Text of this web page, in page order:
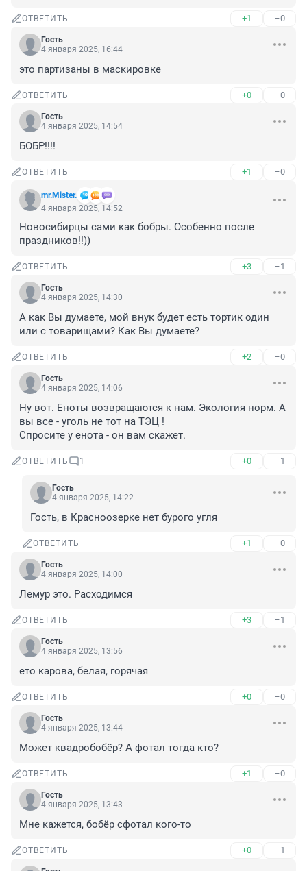
ОТВЕТИТЬ +1 –0
Гость
4 января 2025, 16:44
это партизаны в маскировке
ОТВЕТИТЬ +0 –0
Гость
4 января 2025, 14:54
БОБР!!!!
ОТВЕТИТЬ +1 –0
mr.Mister.
4 января 2025, 14:52
Новосибирцы сами как бобры. Особенно после
праздников!!))
ОТВЕТИТЬ +3 –1
Гость
4 января 2025, 14:30
А как Вы думаете, мой внук будет есть тортик один
или с товарищами? Как Вы думаете?
ОТВЕТИТЬ +2 –0
Гость
4 января 2025, 14:06
Ну вот. Еноты возвращаются к нам. Экология норм. А
вы все - уголь не тот на ТЭЦ !
Спросите у енота - он вам скажет.
ОТВЕТИТЬ 1 +0 –1
Гость
4 января 2025, 14:22
Гость, в Красноозерке нет бурого угля
ОТВЕТИТЬ +1 –0
Гость
4 января 2025, 14:00
Лемур это. Расходимся
ОТВЕТИТЬ +3 –1
Гость
4 января 2025, 13:56
ето карова, белая, горячая
ОТВЕТИТЬ +0 –0
Гость
4 января 2025, 13:44
Может квадробобёр? А фотал тогда кто?
ОТВЕТИТЬ +1 –0
Гость
4 января 2025, 13:43
Мне кажется, бобёр сфотал кого-то
ОТВЕТИТЬ +0 –1